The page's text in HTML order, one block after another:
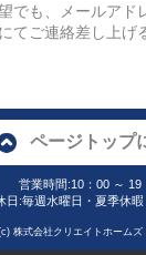
でも、メールアド
てご連絡差し上げ
ページトップ
営業時間:10：00 ～ 19
日:毎週水曜日・夏季休
株式会社クリエイトホーム